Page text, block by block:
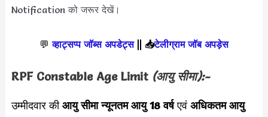
Notification को जरूर देखें।
💬 व्हाट्सप्प जॉब्स अपडेट्स|| 📥टेलीग्राम जॉब अपड़ेस
RPF Constable Age Limit (आयु सीमा):-
उम्मीदवार कीआयु सीमा न्यूनतम आयु 18 वर्षएवं अधिकतम आयु